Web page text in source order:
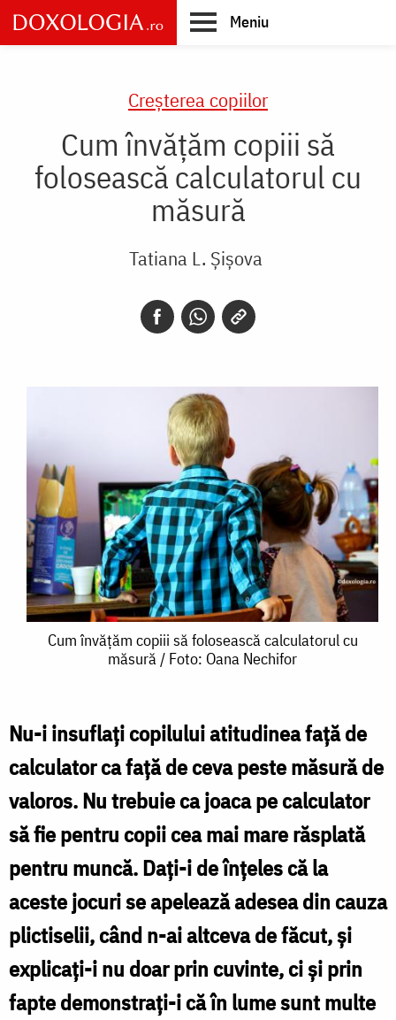
Skip
to
main
Meniu
Creşterea copiilor
Cum învățăm copiii să
folosească calculatorul cu
măsură
Tatiana L. Șișova
Cum
să
folosească
calculatorul
cu
măsură
Foto:
Oana
Nechifor
Cum învățăm copiii să folosească calculatorul cu
măsură / Foto: Oana Nechifor
Nu-i insuflaţi copilului atitudinea faţă de
calculator ca faţă de ceva peste măsură de
valoros. Nu trebuie ca joaca pe calculator
să fie pentru copii cea mai mare răsplată
pentru muncă. Daţi-i de înţeles că la
aceste jocuri se apelează adesea din cauza
plictiselii, când n-ai altceva de făcut, şi
explicaţi-i nu doar prin cuvinte, ci şi prin
fapte demonstraţi-i că în lume sunt multe